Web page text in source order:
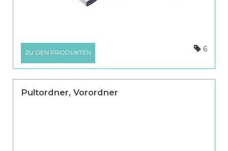
ZU DEN PRODUKTEN 6
Pultordner, Vorordner